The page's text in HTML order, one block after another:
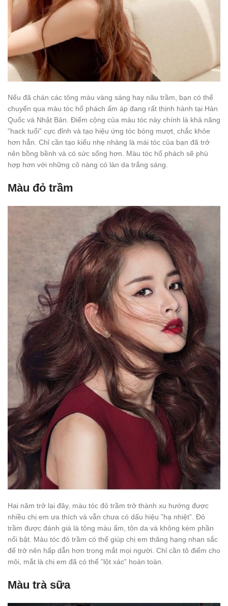
Nếu đã chán các tông màu vàng sáng hay nâu trầm, bạn có thể
chuyển qua màu tóc hổ phách ấm áp đang rất thịnh hành tại Hàn
Quốc và Nhật Bản. Điểm cộng của màu tóc này chính là khả năng
”hack tuổi” cực đỉnh và tạo hiệu ứng tóc bóng mượt, chắc khỏe
hơn hẳn. Chỉ cần tạo kiểu nhẹ nhàng là mái tóc của bạn đã trở
nên bồng bềnh và có sức sống hơn. Màu tóc hổ phách sẽ phù
hợp hơn với những cô nàng có làn da trắng sáng.
Màu đỏ trầm
Hai năm trở lại đây, màu tóc đỏ trầm trở thành xu hướng được
nhiều chị em ưa thích và vẫn chưa có dấu hiệu ”hạ nhiệt”. Đỏ
trầm được đánh giá là tông màu ấm, tôn da và không kém phần
nổi bật. Màu tóc đỏ trầm có thể giúp chị em thăng hạng nhan sắc
để trở nên hấp dẫn hơn trong mắt mọi người. Chỉ cần tô điểm cho
môi, mắt là chị em đã có thể ”lột xác” hoàn toàn.
Màu trà sữa